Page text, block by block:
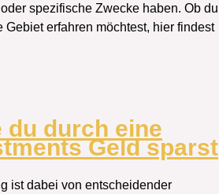
spezifische Zwecke haben. Ob du
erfahren möchtest, hier findest
du durch eine
Geld sparst
ist dabei von entscheidender